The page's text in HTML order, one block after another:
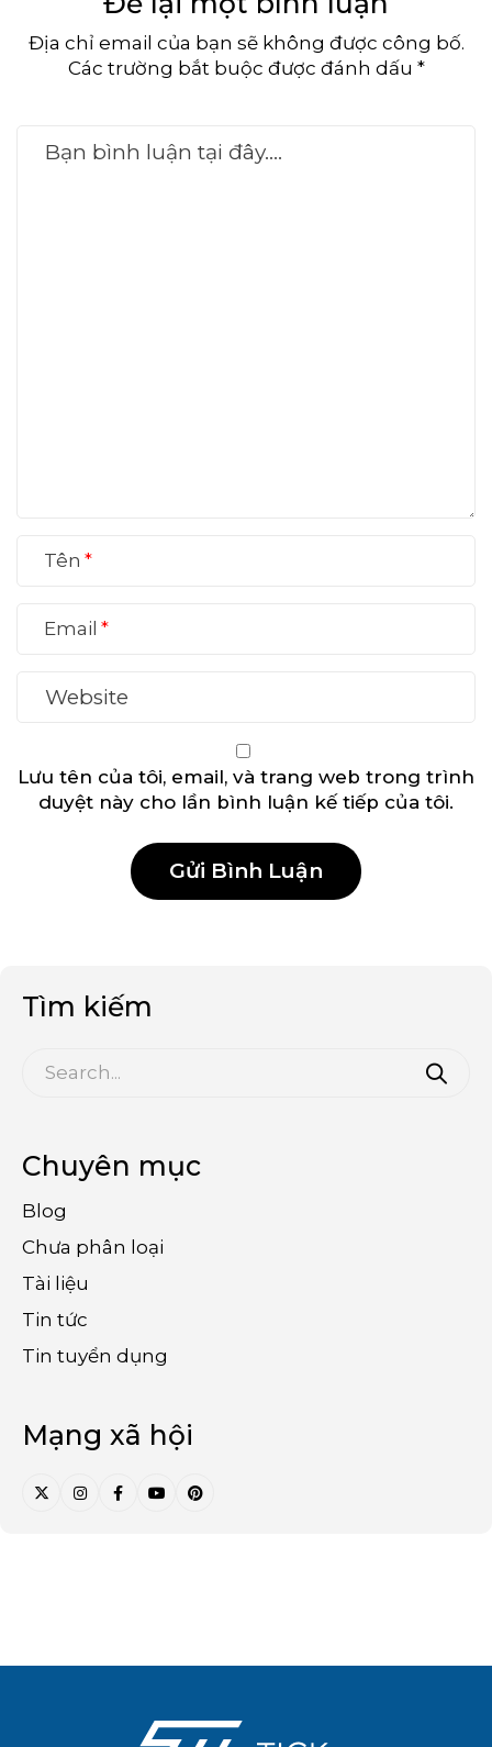
Tìm kiếm
Chuyên mục
Blog
Chưa phân loại
Tài liệu
Tin tức
Tin tuyển dụng
Mạng xã hội
Địa chỉ email của bạn sẽ không được công bố.
Các trường bắt buộc được đánh dấu *
Tên
Email
Lưu tên của tôi, email, và trang web trong trình
duyệt này cho lần bình luận kế tiếp của tôi.